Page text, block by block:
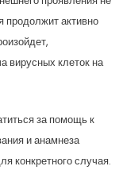
продолжит активно
вирусных клеток на
за помощь к
и анамнеза
конкретного случая.